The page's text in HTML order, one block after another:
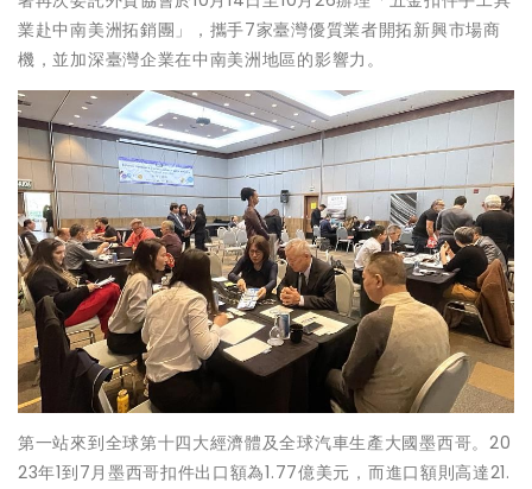
業赴中南美洲拓銷團」，攜手7家臺灣優質業者開拓新興市場商
機，並加深臺灣企業在中南美洲地區的影響力。
第一站來到全球第十四大經濟體及全球汽車生產大國墨西哥。20
23年1到7月墨西哥扣件出口額為1.77億美元，而進口額則高達21.